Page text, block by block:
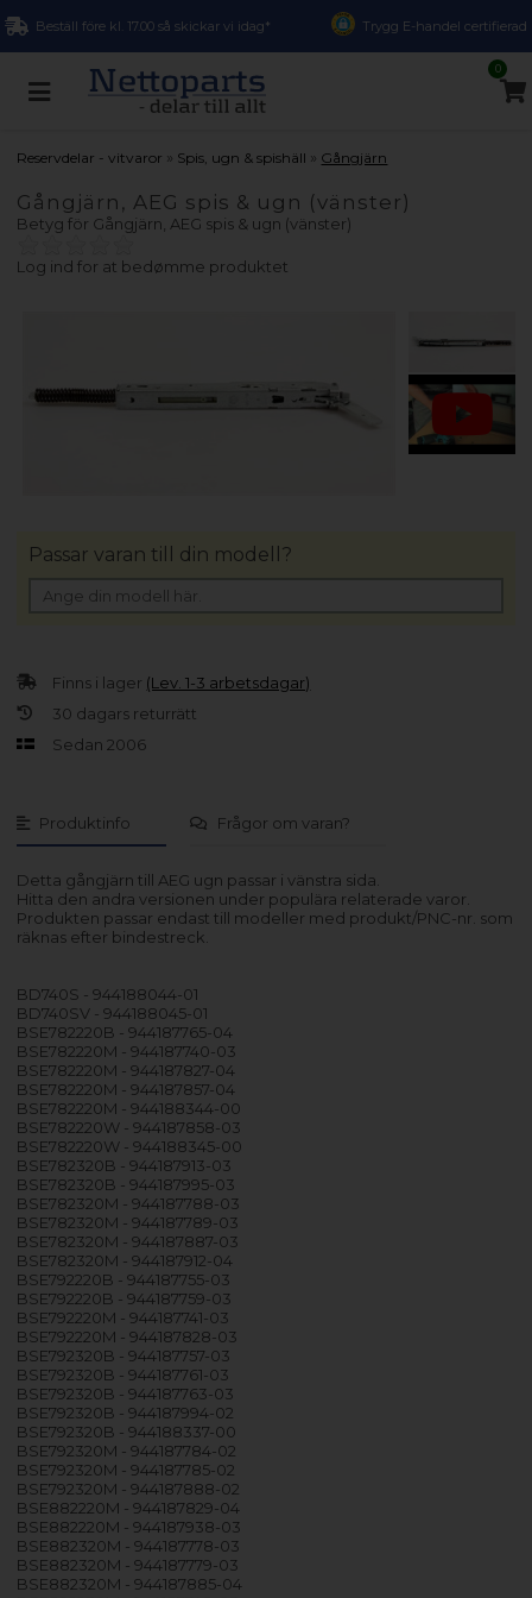
Beställ före kl. 17.00 så skickar vi idag* Trygg E-handel certifierad
0
Reservdelar - vitvaror » Spis, ugn & spishäll » Gångjärn
Gångjärn, AEG spis & ugn (vänster)
Betyg för Gångjärn, AEG spis & ugn (vänster)
Log ind for at bedømme produktet
Produktinfo Frågor om varan?
Detta gångjärn till AEG ugn passar i vänstra sida.
Hitta den andra versionen under populära relaterade varor.
Produkten passar endast till modeller med produkt/PNC-nr. som
räknas efter bindestreck.
BD740S - 944188044-01
BD740SV - 944188045-01
BSE782220B - 944187765-04
BSE782220M - 944187740-03
BSE782220M - 944187827-04
BSE782220M - 944187857-04
BSE782220M - 944188344-00
BSE782220W - 944187858-03
BSE782220W - 944188345-00
BSE782320B - 944187913-03
BSE782320B - 944187995-03
BSE782320M - 944187788-03
BSE782320M - 944187789-03
BSE782320M - 944187887-03
BSE782320M - 944187912-04
BSE792220B - 944187755-03
BSE792220B - 944187759-03
BSE792220M - 944187741-03
BSE792220M - 944187828-03
BSE792320B - 944187757-03
BSE792320B - 944187761-03
BSE792320B - 944187763-03
BSE792320B - 944187994-02
BSE792320B - 944188337-00
BSE792320M - 944187784-02
BSE792320M - 944187785-02
BSE792320M - 944187888-02
BSE882220M - 944187829-04
BSE882220M - 944187938-03
BSE882320M - 944187778-03
BSE882320M - 944187779-03
BSE882320M - 944187885-04
Finns i lager (Lev. 1-3 arbetsdagar)
30 dagars returrätt
Sedan 2006
Passar varan till din modell?